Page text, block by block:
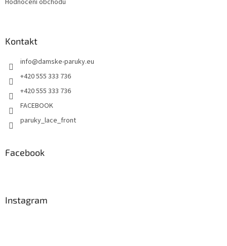
Kontakt
info@damske-paruky.eu
+420 555 333 736
+420 555 333 736
FACEBOOK
paruky_lace_front
Facebook
Instagram